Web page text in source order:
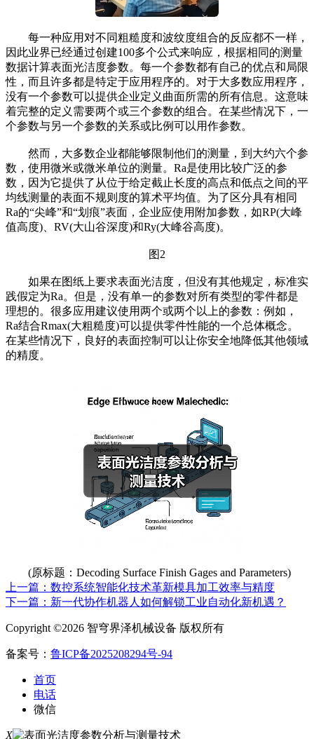
每一种应用对不同粗糙度和波纹度组合的反应都不一样，
因此业界已经通过创建100多个公式来响应，根据相同的测量
数据计算表面光洁度参数。每一个参数都有自己的优点和局限
性，而且许多都是特定于应用程序的。对于大多数应用程序，
没有一个参数可以提供企业定义曲面所需的所有信息。这意味
着完整的定义需要两个或三个参数的组合。在某些情况下，一
个参数与另一个参数的关系或比例可以用作参数。
然而，大多数企业都能够限制他们的测量，到大约六个参
数，使用微米或微米单位的测量。Ra是使用比较广泛的参
数，因为它提供了从位于给定截止长度的高点和低点之间的平
均线测量的表面不规则度的算术平均值。为了区分具有相同
Ra的“尖峰”和“划痕”表面，企业应使用附加参数，如RP(大峰
值高度)、RV(大山谷深度)和Ry(大峰谷高度)。
图2
如果在图纸上要求表面光洁度，但没有其他规定，标准实
践假定为Ra。但是，没有单一的参数对所有类型的零件都是
理想的。很多应用建议使用两个或两个以上的参数：例如，
Ra结合Rmax(大粗糙度)可以提供零件性能的一个总体概念。
在某些情况下，良好的表面控制可以让你安全地降低其他领域
的精度。
(原标题：Decoding Surface Finish Gages and Parameters)
上一篇：数控系统智能化技术革新模具加工效率与精度
下一篇：新一代协作机器人如何解锁工业自动化新机遇？
Copyright ©2026 智穹界泽机械设备 版权所有
备案号： 鲁ICP备2025208294号-94
首页
电话
微信
X